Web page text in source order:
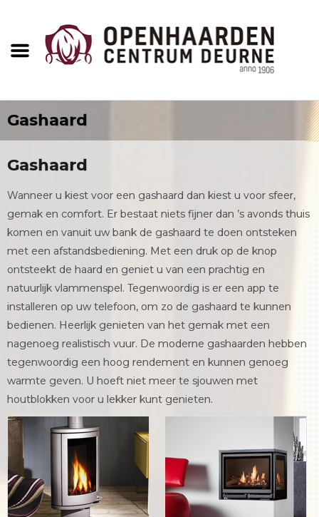
Gashaard
Gashaard
Wanneer u kiest voor een gashaard dan kiest u voor sfeer,
gemak en comfort. Er bestaat niets fijner dan ’s avonds thuis
komen en vanuit uw bank de gashaard te doen ontsteken
met een afstandsbediening. Met een druk op de knop
ontsteekt de haard en geniet u van een prachtig en
natuurlijk vlammenspel. Tegenwoordig is er een app te
installeren op uw telefoon, om zo de gashaard te kunnen
bedienen. Heerlijk genieten van het gemak met een
nagenoeg realistisch vuur. De moderne gashaarden hebben
tegenwoordig een hoog rendement en kunnen genoeg
warmte geven. U hoeft niet meer te sjouwen met
houtblokken voor u lekker kunt genieten.